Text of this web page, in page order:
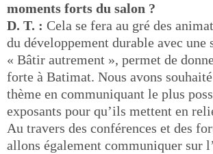
moments forts du salon ?
D. T. : Cela se fera au gré des
du développement durable avec une
« Bâtir autrement », permet de
forte à Batimat. Nous avons
thème en communiquant le plus
exposants pour qu’ils mettent en
Au travers des conférences et des
allons également communiquer sur